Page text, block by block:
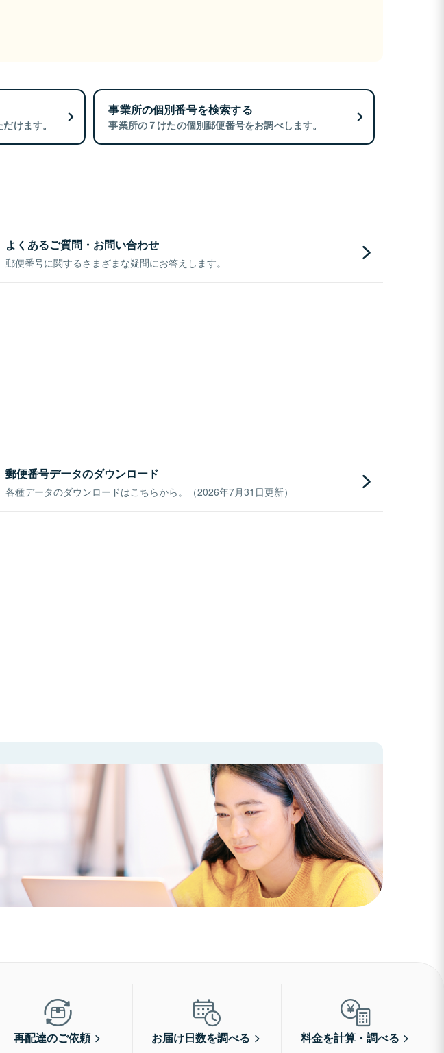
けます。
事業所の個別番号を検索する
事業所の７けたの個別郵便番号をお調べします。
よくあるご質問・お問い合わせ
郵便番号に関するさまざまな疑問にお答えします。
郵便番号データのダウンロード
各種データのダウンロードはこちらから。（2026年7月31日更新）
再配達のご依頼 お届け日数を調べる 料金を計算・調べる